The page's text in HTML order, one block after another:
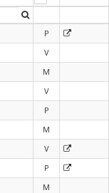
P
V
M
V
P
M
V
P
M